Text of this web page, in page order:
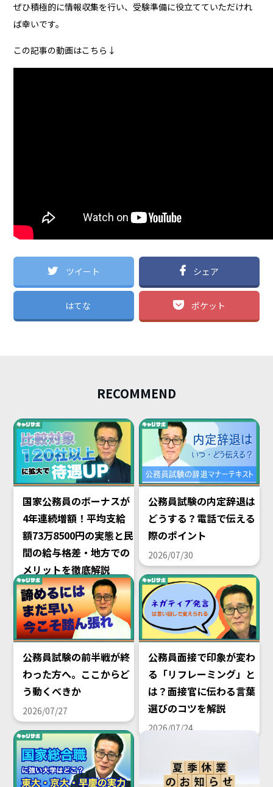
ぜひ積極的に情報収集を行い、受験準備に役立てていただけれ
ば幸いです。
この記事の動画はこちら↓
ツイート シェア
はてな ポケット
RECOMMEND
国家公務員のボーナスが
4年連続増額！平均支給
額73万8500円の実態と民
間の給与格差・地方での
メリットを徹底解説
2026/08/02
公務員試験の内定辞退は
どうする？電話で伝える
際のポイント
2026/07/30
公務員試験の前半戦が終
わった方へ。ここからど
う動くべきか
2026/07/27
公務員面接で印象が変わ
る「リフレーミング」と
は？面接官に伝わる言葉
選びのコツを解説
2026/07/24